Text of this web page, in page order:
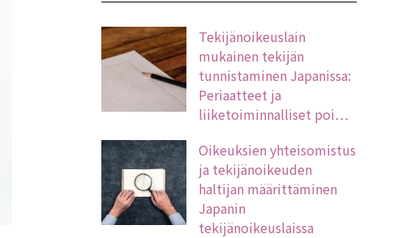
Tekijänoikeuslain
mukainen tekijän
tunnistaminen Japanissa:
Periaatteet ja
liiketoiminnalliset poi…
Oikeuksien yhteisomistus
ja tekijänoikeuden
haltijan määrittäminen
Japanin
tekijänoikeuslaissa